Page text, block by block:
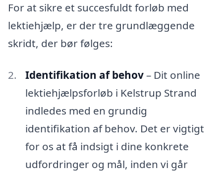
For at sikre et succesfuldt forløb med
lektiehjælp, er der tre grundlæggende
skridt, der bør følges:
Identifikation af behov– Dit online
lektiehjælpsforløb i Kelstrup Strand
indledes med en grundig
identifikation af behov. Det er vigtigt
for os at få indsigt i dine konkrete
udfordringer og mål, inden vi går